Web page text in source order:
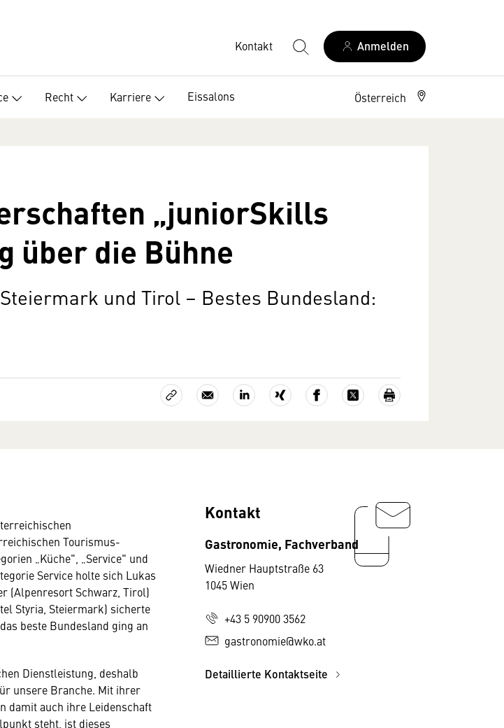
Kontakt Anmelden
Recht Karriere Eissalons Österreich
„juniorSkills
über die Bühne
und Tirol – Bestes Bundesland:
Tourismus-
„Küche", „Service" und
Service holte sich Lukas
(Alpenresort Schwarz, Tirol)
Styria, Steiermark) sicherte
beste Bundesland ging an
Dienstleistung, deshalb
unsere Branche. Mit ihrer
damit auch ihre Leidenschaft
steht, ist dieses
Kontakt
Gastronomie, Fachverband
Wiedner Hauptstraße 63
1045 Wien
+43 5 90900 3562
gastronomie@wko.at
Detaillierte Kontaktseite